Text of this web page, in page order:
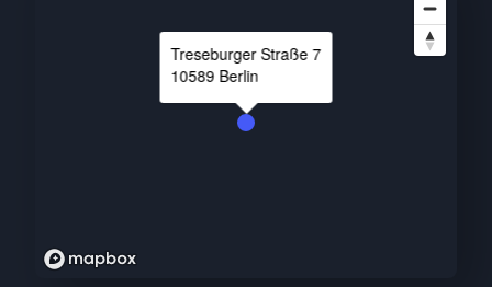
Treseburger Straße 7
10589 Berlin